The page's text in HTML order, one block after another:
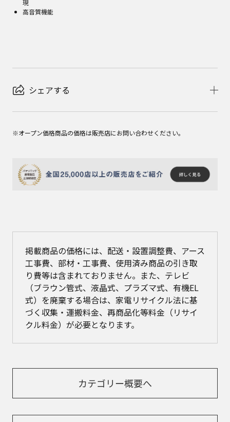
現
高音質機能
シェアする
※オープン価格商品の価格は販売店にお問い合わせください。
掲載商品の価格には、配送・設置調整費、アース
工事費、部材・工事費、使用済み商品の引き取
り費等は含まれておりません。また、テレビ
（ブラウン管式、液晶式、プラズマ式、有機EL
式）を廃棄する場合は、家電リサイクル法に基
づく収集・運搬料金、再商品化等料金（リサイ
クル料金）が必要となります。
カテゴリー概要へ